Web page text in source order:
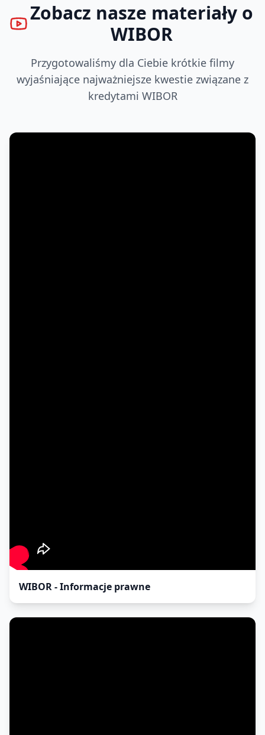
Zobacz nasze materiały o
WIBOR
Przygotowaliśmy dla Ciebie krótkie filmy
wyjaśniające najważniejsze kwestie związane z
kredytami WIBOR
WIBOR - Informacje prawne